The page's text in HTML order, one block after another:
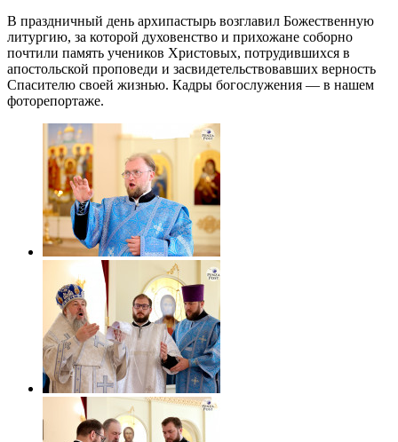
В праздничный день архипастырь возглавил Божественную
литургию, за которой духовенство и прихожане соборно
почтили память учеников Христовых, потрудившихся в
апостольской проповеди и засвидетельствовавших верность
Спасителю своей жизнью. Кадры богослужения — в нашем
фоторепортаже.